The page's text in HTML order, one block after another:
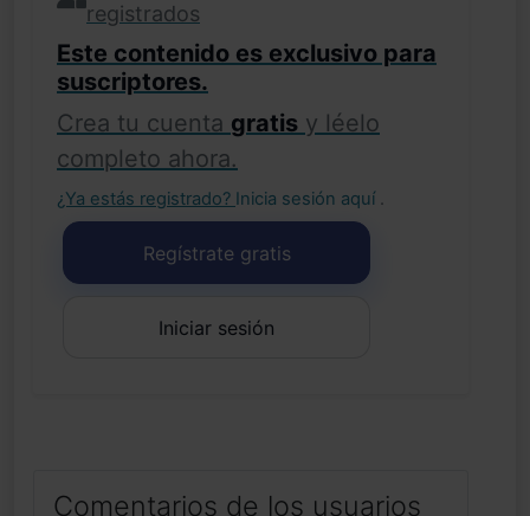
registrados
Este contenido es exclusivo para
suscriptores.
Crea tu cuenta gratis y léelo
completo ahora.
¿Ya estás registrado? Inicia sesión aquí .
Regístrate gratis
Iniciar sesión
Comentarios de los usuarios